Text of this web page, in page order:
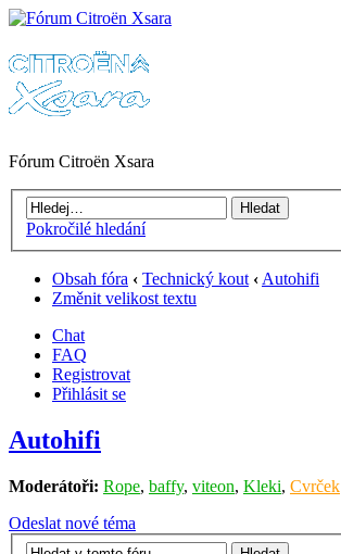
Fórum Citroën Xsara
Pokročilé hledání
Obsah fóra ‹ Technický kout ‹Autohifi
Změnit velikost textu
Chat
FAQ
Registrovat
Přihlásit se
Autohifi
Moderátoři: Rope, baffy, viteon, Kleki, Cvrček
Odeslat nové téma